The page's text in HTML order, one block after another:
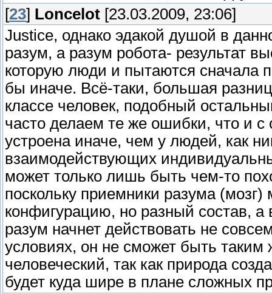
[23] Loncelot [23.03.2009, 23:06]
Justice, однако эдакой душой в
разум, а разум робота- результат
которую люди и пытаются сначала
бы иначе. Всё-таки, большая
классе человек, подобный
часто делаем те же ошибки, что и
устроена иначе, чем у людей, как
взаимодействующих
может только лишь быть чем-то
поскольку приемники разума
конфигурацию, но разный состав, а
разум начнет действовать не
условиях, он не сможет быть таким
человеческий, так как природа
будет куда шире в плане сложных